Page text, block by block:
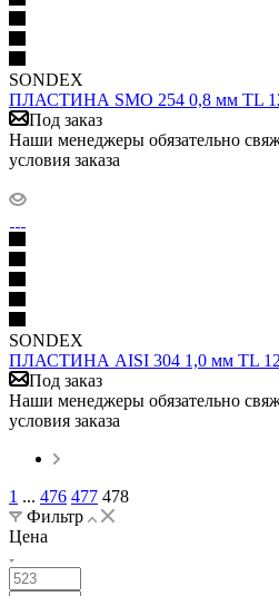
SONDEX
ПЛАСТИНА SMO 254 0,8 мм TL
Под заказ
Наши менеджеры обязательно
условия заказа
SONDEX
ПЛАСТИНА AISI 304 1,0 мм TL
Под заказ
Наши менеджеры обязательно
условия заказа
1 ... 476 477 478
Фильтр
Цена